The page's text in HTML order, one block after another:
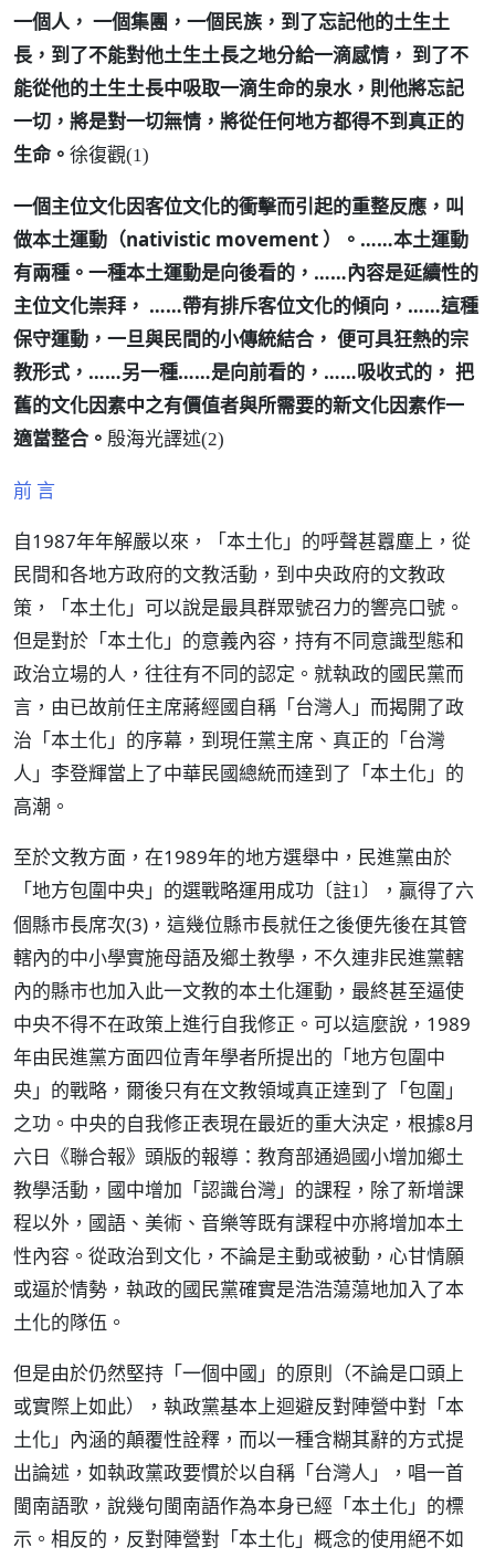
一個人， 一個集團，一個民族，到了忘記他的土生土
長，到了不能對他土生土長之地分給一滴感情， 到了不
能從他的土生土長中吸取一滴生命的泉水，則他將忘記
一切，將是對一切無情，將從任何地方都得不到真正的
生命。 徐復觀(1)
一個主位文化因客位文化的衝擊而引起的重整反應，叫
做本土運動（nativistic movement ）。……本土運動
有兩種。一種本土運動是向後看的，……內容是延續性的
主位文化崇拜， ……帶有排斥客位文化的傾向，……這種
保守運動，一旦與民間的小傳統結合， 便可具狂熱的宗
教形式，……另一種……是向前看的，……吸收式的， 把
舊的文化因素中之有價值者與所需要的新文化因素作一
適當整合。 殷海光譯述(2)
前 言
自1987年年解嚴以來，「本土化」的呼聲甚囂塵上，從
民間和各地方政府的文教活動，到中央政府的文教政
策，「本土化」可以說是最具群眾號召力的響亮口號。
但是對於「本土化」的意義內容，持有不同意識型態和
政治立場的人，往往有不同的認定。就執政的國民黨而
言，由已故前任主席蔣經國自稱「台灣人」而揭開了政
治「本土化」的序幕，到現任黨主席、真正的「台灣
人」李登輝當上了中華民國總統而達到了「本土化」的
高潮。
至於文教方面，在1989年的地方選舉中，民進黨由於
「地方包圍中央」的選戰略運用成功 〔註1〕
，贏得了六
個縣市長席次(3)，這幾位縣市長就任之後便先後在其管
轄內的中小學實施母語及鄉土教學，不久連非民進黨轄
內的縣市也加入此一文教的本土化運動，最終甚至逼使
中央不得不在政策上進行自我修正。可以這麼說，1989
年由民進黨方面四位青年學者所提出的「地方包圍中
央」的戰略，爾後只有在文教領域真正達到了「包圍」
之功。中央的自我修正表現在最近的重大決定，根據8月
六日《聯合報》頭版的報導：教育部通過國小增加鄉土
教學活動，國中增加「認識台灣」的課程，除了新增課
程以外，國語、美術、音樂等既有課程中亦將增加本土
性內容。從政治到文化，不論是主動或被動，心甘情願
或逼於情勢，執政的國民黨確實是浩浩蕩蕩地加入了本
土化的隊伍。
但是由於仍然堅持「一個中國」的原則（不論是口頭上
或實際上如此），執政黨基本上迴避反對陣營中對「本
土化」內涵的顛覆性詮釋，而以一種含糊其辭的方式提
出論述，如執政黨政要慣於以自稱「台灣人」，唱一首
閩南語歌，說幾句閩南語作為本身已經「本土化」的標
示。相反的，反對陣營對「本土化」概念的使用絕不如